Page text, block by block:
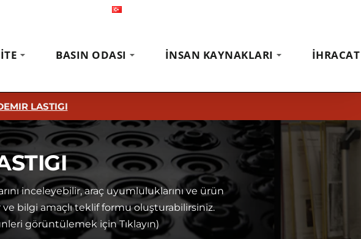
BASIN ODASI İNSAN KAYNAKLARI
LASTIGI
inceleyebilir, araç uyumluluklarını ve ürün
ve bilgi amaçlı teklif formu oluşturabilirsiniz.
görüntülemek için Tıklayın)